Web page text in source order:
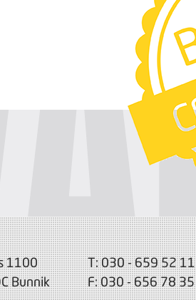
1100
Bunnik
T: 030 - 659 52 11
F: 030 - 656 78 35